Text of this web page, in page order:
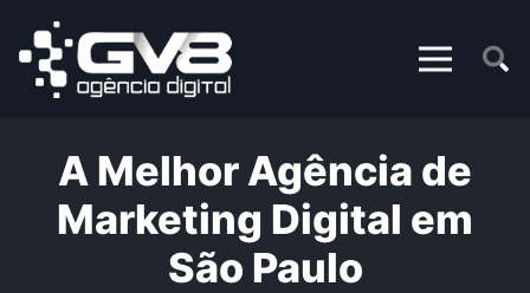
A Melhor Agência de
Marketing Digital em
São Paulo